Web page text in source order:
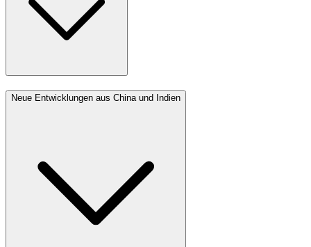
Neue Entwicklungen aus China und Indien